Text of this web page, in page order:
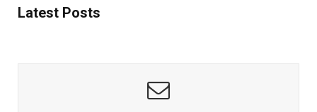
Latest Posts